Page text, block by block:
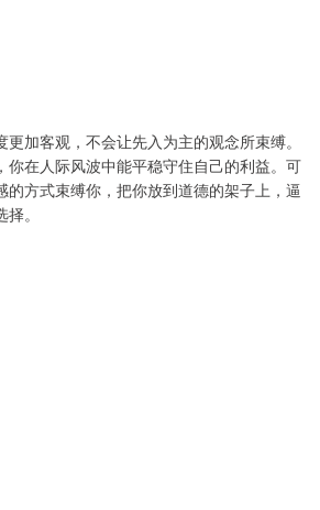
加客观，不会让先入为主的观念所束缚。
你在人际风波中能平稳守住自己的利益。可
的方式束缚你，把你放到道德的架子上，逼
。